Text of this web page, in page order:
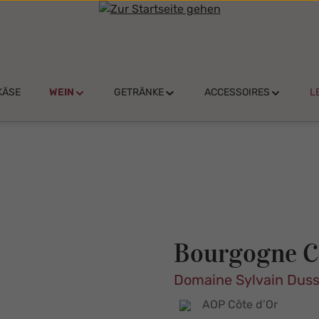
WEIN GETRÄNKE ACCESSOIRES
Bourgogne
Domaine Sylvain
AOP Côte d’Or